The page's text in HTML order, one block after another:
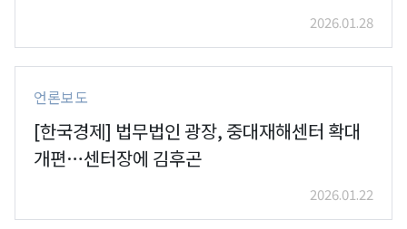
2026.01.28
언론보도
[한국경제] 법무법인 광장, 중대재해센터 확대
개편…센터장에 김후곤
2026.01.22